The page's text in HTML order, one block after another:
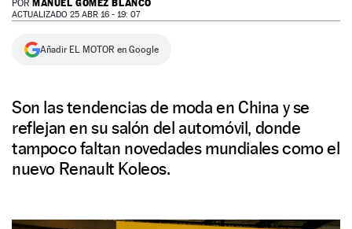
NEWSLETTER
POR MANUEL GÓMEZ BLANCO
ACTUALIZADO 25 ABR 16 - 19: 07
Añadir EL MOTOR en Google
Son las tendencias de moda en China y se
reflejan en su salón del automóvil, donde
tampoco faltan novedades mundiales como el
nuevo Renault Koleos.